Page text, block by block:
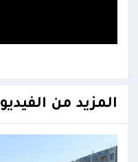
المزيد من الفيديو